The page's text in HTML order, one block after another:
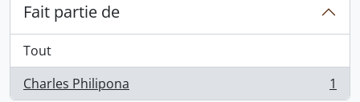
Fait partie de
Tout
Charles Philipona
, 1 résultats 1